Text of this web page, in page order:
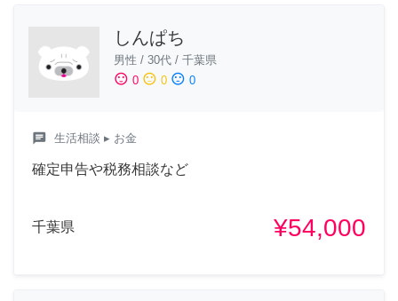
しんぱち
男性 / 30代 / 千葉県
sentiment_satisfied 0 sentiment_neutral 0 sentiment_dissatisfied 0
chat 生活相談 ▸ お金
確定申告や税務相談など
千葉県 ¥54,000